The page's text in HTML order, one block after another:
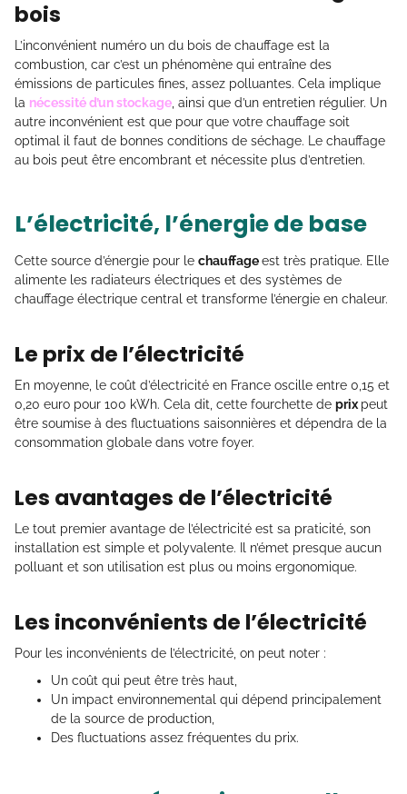
bois
L’inconvénient numéro un du bois de chauffage est la
combustion, car c’est un phénomène qui entraîne des
émissions de particules fines, assez polluantes. Cela implique
la nécessité d’un stockage, ainsi que d’un entretien régulier. Un
autre inconvénient est que pour que votre chauffage soit
optimal il faut de bonnes conditions de séchage. Le chauffage
au bois peut être encombrant et nécessite plus d’entretien.
L’électricité, l’énergie de base
Cette source d’énergie pour le chauffageest très pratique. Elle
alimente les radiateurs électriques et des systèmes de
chauffage électrique central et transforme l’énergie en chaleur.
Le prix de l’électricité
En moyenne, le coût d’électricité en France oscille entre 0,15 et
0,20 euro pour 100 kWh. Cela dit, cette fourchette de prixpeut
être soumise à des fluctuations saisonnières et dépendra de la
consommation globale dans votre foyer.
Les avantages de l’électricité
Le tout premier avantage de l’électricité est sa praticité, son
installation est simple et polyvalente. Il n’émet presque aucun
polluant et son utilisation est plus ou moins ergonomique.
Les inconvénients de l’électricité
Pour les inconvénients de l’électricité, on peut noter :
Un coût qui peut être très haut,
Un impact environnemental qui dépend principalement
de la source de production,
Des fluctuations assez fréquentes du prix.